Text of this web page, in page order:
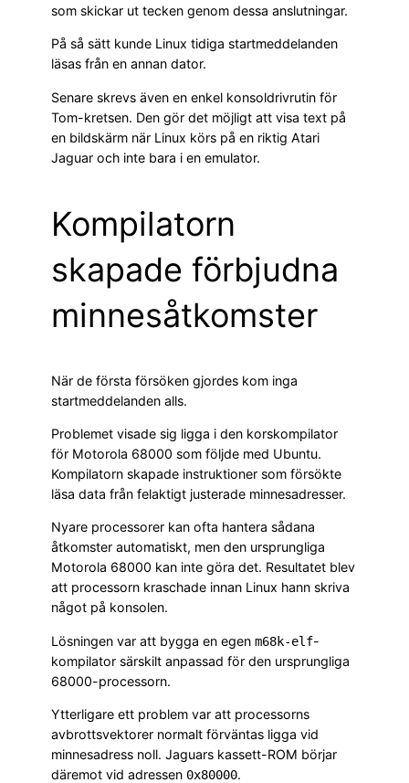
som skickar ut tecken genom dessa anslutningar.
På så sätt kunde Linux tidiga startmeddelanden
läsas från en annan dator.
Senare skrevs även en enkel konsoldrivrutin för
Tom-kretsen. Den gör det möjligt att visa text på
en bildskärm när Linux körs på en riktig Atari
Jaguar och inte bara i en emulator.
Kompilatorn
skapade förbjudna
minnesåtkomster
När de första försöken gjordes kom inga
startmeddelanden alls.
Problemet visade sig ligga i den korskompilator
för Motorola 68000 som följde med Ubuntu.
Kompilatorn skapade instruktioner som försökte
läsa data från felaktigt justerade minnesadresser.
Nyare processorer kan ofta hantera sådana
åtkomster automatiskt, men den ursprungliga
Motorola 68000 kan inte göra det. Resultatet blev
att processorn kraschade innan Linux hann skriva
något på konsolen.
Lösningen var att bygga en egen m68k-elf-
kompilator särskilt anpassad för den ursprungliga
68000-processorn.
Ytterligare ett problem var att processorns
avbrottsvektorer normalt förväntas ligga vid
minnesadress noll. Jaguars kassett-ROM börjar
däremot vid adressen 0x80000.